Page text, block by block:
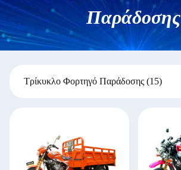
Παράδοσης
Τρίκυκλο Φορτηγό Παράδοσης (15)